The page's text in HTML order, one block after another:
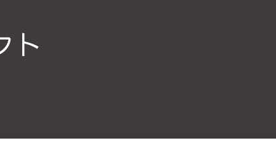
ト